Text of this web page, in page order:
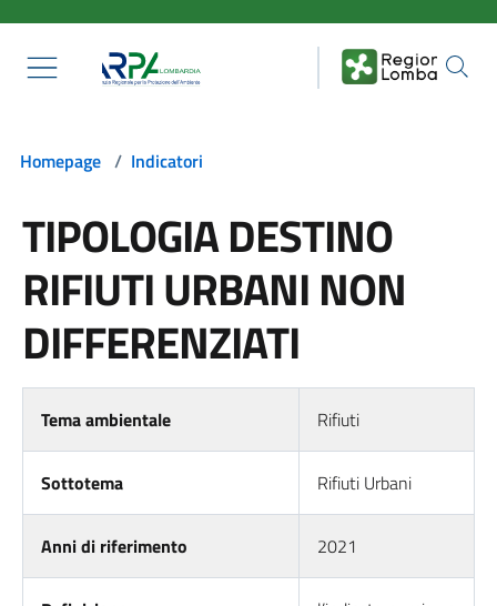
Homepage / Indicatori
TIPOLOGIA DESTINO
RIFIUTI URBANI NON
DIFFERENZIATI
Tema ambientale Rifiuti
Sottotema Rifiuti Urbani
Anni di riferimento 2021